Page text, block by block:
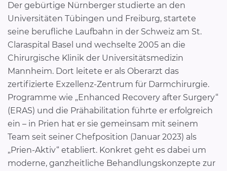
Der gebürtige Nürnberger studierte an den
Universitäten Tübingen und Freiburg, startete
seine berufliche Laufbahn in der Schweiz am St.
Claraspital Basel und wechselte 2005 an die
Chirurgische Klinik der Universitätsmedizin
Mannheim. Dort leitete er als Oberarzt das
zertifizierte Exzellenz-Zentrum für Darmchirurgie.
Programme wie „Enhanced Recovery after Surgery“
(ERAS) und die Prähabilitation führte er erfolgreich
ein – in Prien hat er sie gemeinsam mit seinem
Team seit seiner Chefposition (Januar 2023) als
„Prien-Aktiv“ etabliert. Konkret geht es dabei um
moderne, ganzheitliche Behandlungskonzepte zur